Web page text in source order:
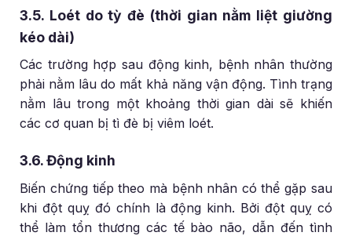
3.5. Loét do tỳ đè (thời gian nằm liệt giường
kéo dài)
Các trường hợp sau động kinh, bệnh nhân thường
phải nằm lâu do mất khả năng vận động. Tình trạng
nằm lâu trong một khoảng thời gian dài sẽ khiến
các cơ quan bị tì đè bị viêm loét.
3.6. Động kinh
Biến chứng tiếp theo mà bệnh nhân có thể gặp sau
khi đột quỵ đó chính là động kinh. Bởi đột quỵ có
thể làm tổn thương các tế bào não, dẫn đến tình